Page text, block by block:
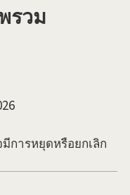
รวม
การหยุดหรือยกเลิก